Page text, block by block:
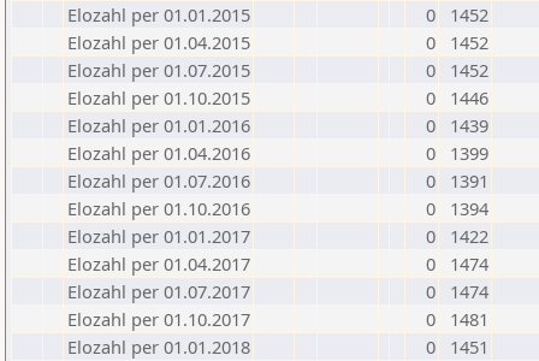
Elozahl per 01.01.2015
0
1452
Elozahl per 01.04.2015
0
1452
Elozahl per 01.07.2015
0
1452
Elozahl per 01.10.2015
0
1446
Elozahl per 01.01.2016
0
1439
Elozahl per 01.04.2016
0
1399
Elozahl per 01.07.2016
0
1391
Elozahl per 01.10.2016
0
1394
Elozahl per 01.01.2017
0
1422
Elozahl per 01.04.2017
0
1474
Elozahl per 01.07.2017
0
1474
Elozahl per 01.10.2017
0
1481
Elozahl per 01.01.2018
0
1451